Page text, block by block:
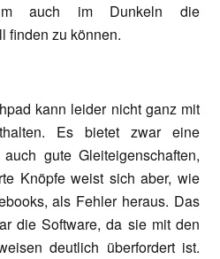
um auch im Dunkeln die
finden zu können.
kann leider nicht ganz mit
Es bietet zwar eine
gute Gleiteigenschaften,
Knöpfe weist sich aber, wie
als Fehler heraus. Das
die Software, da sie mit den
deutlich überfordert ist.